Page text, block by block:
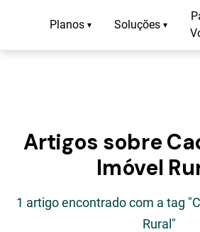
Planos ▾ Soluções ▾
Artigos sobre
Imóvel
1 artigo encontrado com a tag
Rural"